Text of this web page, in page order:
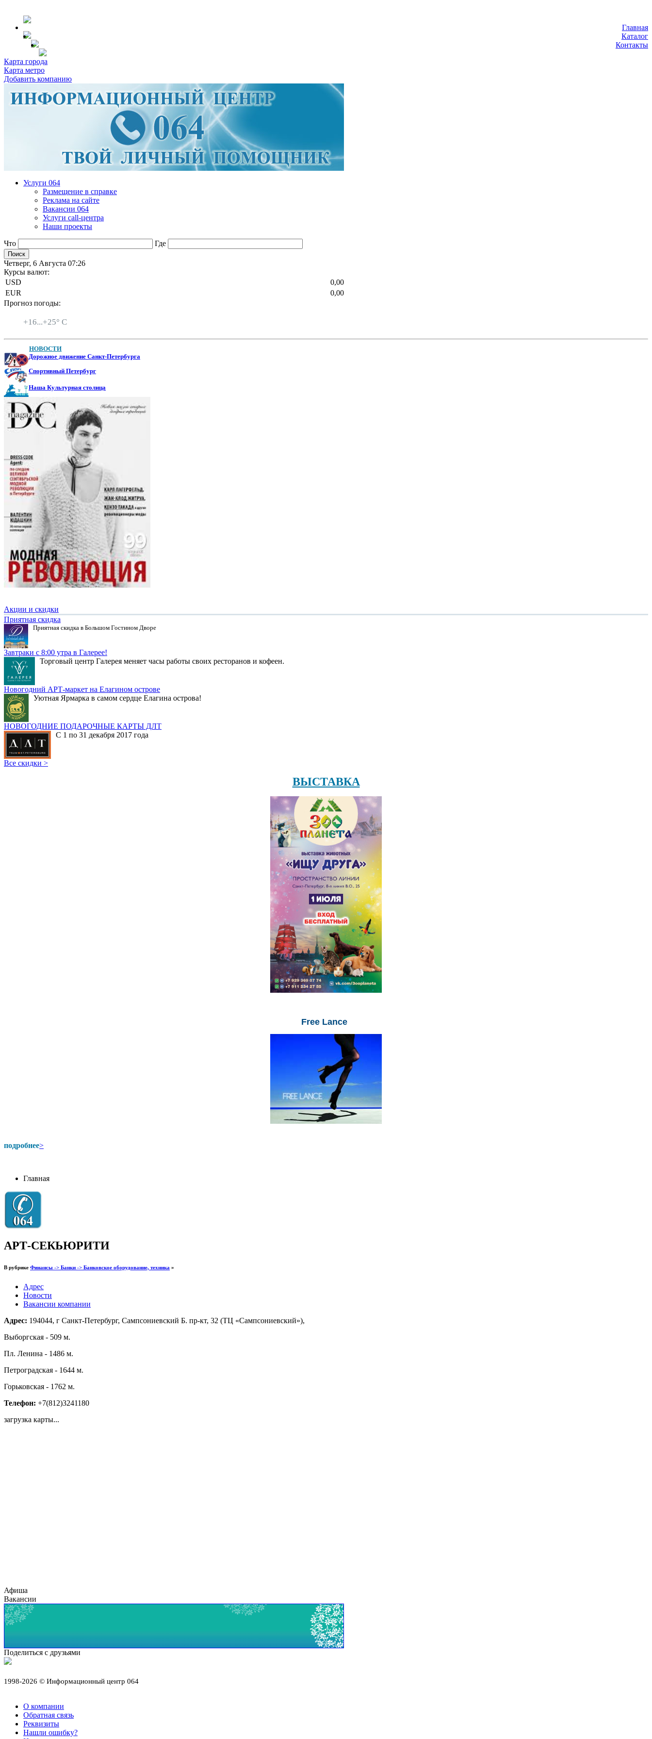
Главная
Каталог
Контакты
Карта города
Карта метро
Добавить компанию
Услуги 064
Размещение в справке
Реклама на сайте
Вакансии 064
Услуги call-центра
Наши проекты
Что Где
Четверг, 6 Августа 07:26
Курсы валют:
USD
0,00
EUR
0,00
Прогноз погоды:
+16...+25° C
НОВОСТИ
Дорожное движение Санкт-Петербурга
Спортивный Петербург
Наша Культурная столица
Акции и скидки
Приятная скидка
Приятная скидка в Большом Гостином Дворе
Завтраки с 8:00 утра в Галерее!
Торговый центр Галерея меняет часы работы своих ресторанов и кофеен.
Новогодний АРТ-маркет на Елагином острове
Уютная Ярмарка в самом сердце Елагина острова!
НОВОГОДНИЕ ПОДАРОЧНЫЕ КАРТЫ ДЛТ
С 1 по 31 декабря 2017 года
Все скидки >
ВЫСТАВКА
Free Lance
подробнее>
Главная
АРТ-СЕКЬЮРИТИ
В рубрике Финансы -> Банки -> Банковское оборудование, техника »
Адрес
Новости
Вакансии компании
Адрес: 194044, г Санкт-Петербург, Сампсониевский Б. пр-кт, 32 (ТЦ «Сампсониевский»),
Выборгская - 509 м.
Пл. Ленина - 1486 м.
Петроградская - 1644 м.
Горьковская - 1762 м.
Телефон: +7(812)3241180
загрузка карты...
Афиша
Вакансии
Поделиться с друзьями
1998-2026 © Информационный центр 064
О компании
Обратная связь
Реквизиты
Нашли ошибку?